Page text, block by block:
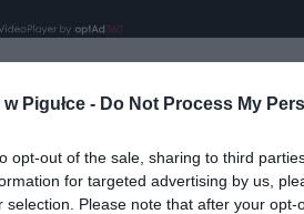
Pigułce - Do Not Process My
opt-out of the sale, sharing to third
for targeted advertising by us,
selection. Please note that after your